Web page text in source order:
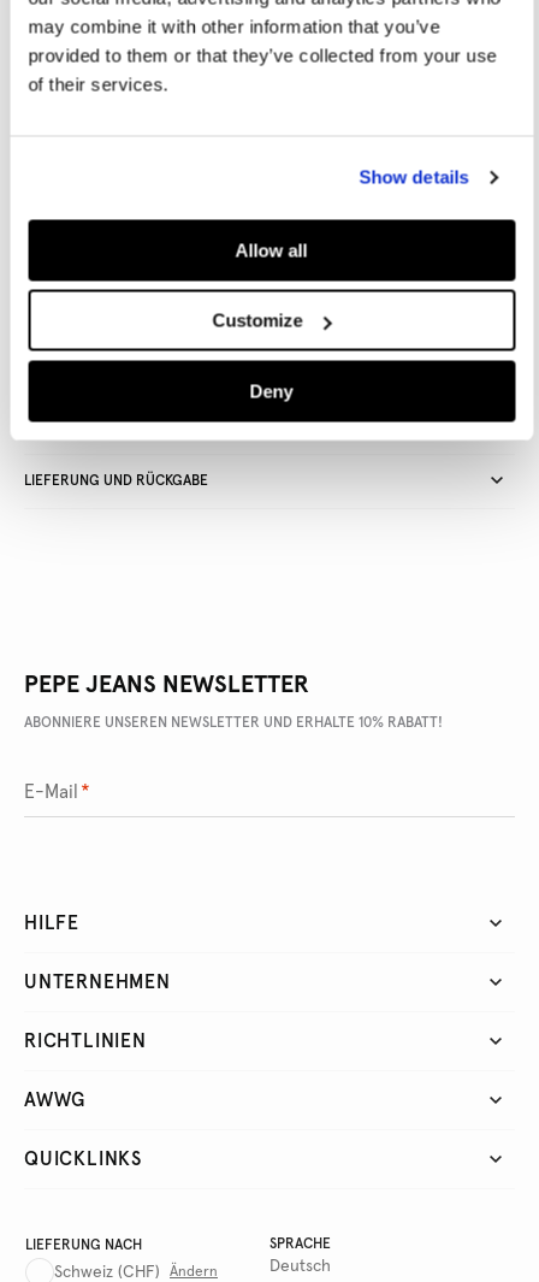
may combine it with other information that you’ve
provided to them or that they’ve collected from your use
of their services.
Show details
Allow all
Customize
Deny
32 34
Model trägt: 32 Größe des Models: 1.86 m
Lieferung in 3-5
Kostenlose lieferung ab CHF80. Kostenlose
ARTIKEL DETAILS
LIEFERUNG UND RÜCKGABE
PEPE JEANS NEWSLETTER
ABONNIERE UNSEREN NEWSLETTER UND ERHALTE 10% RABATT!
E-Mail *
HILFE
UNTERNEHMEN
RICHTLINIEN
AWWG
QUICKLINKS
LIEFERUNG NACH
Schweiz (CHF) Ändern
SPRACHE
Deutsch